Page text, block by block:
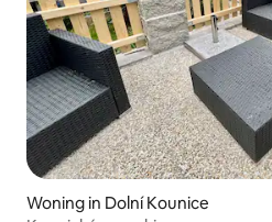
Woning in Dolní Kounice